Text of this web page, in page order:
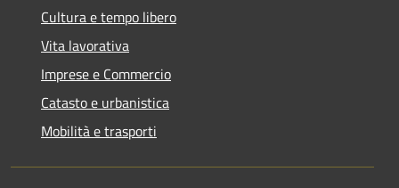
Cultura e tempo libero
Vita lavorativa
Imprese e Commercio
Catasto e urbanistica
Mobilità e trasporti